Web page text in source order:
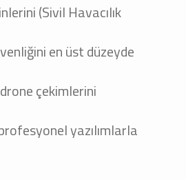
(Sivil Havacılık
en üst düzeyde
çekimlerini
yazılımlarla